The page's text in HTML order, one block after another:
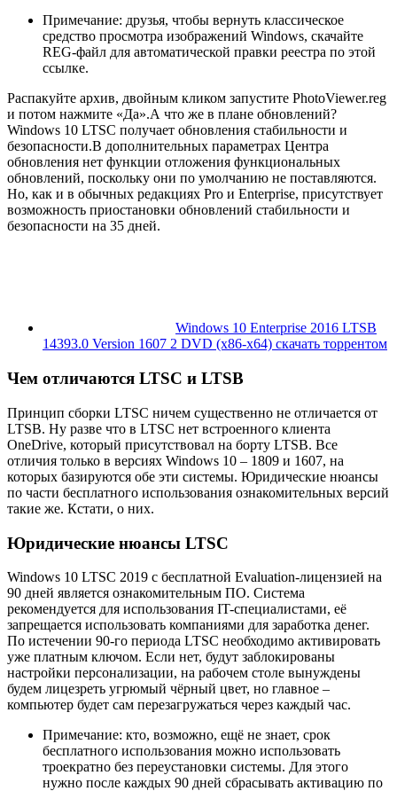
Примечание: друзья, чтобы вернуть классическое
средство просмотра изображений Windows, скачайте
REG-файл для автоматической правки реестра по этой
ссылке.
Распакуйте архив, двойным кликом запустите PhotoViewer.reg
и потом нажмите «Да».А что же в плане обновлений?
Windows 10 LTSC получает обновления стабильности и
безопасности.В дополнительных параметрах Центра
обновления нет функции отложения функциональных
обновлений, поскольку они по умолчанию не поставляются.
Но, как и в обычных редакциях Pro и Enterprise, присутствует
возможность приостановки обновлений стабильности и
безопасности на 35 дней.
Windows 10 Enterprise 2016 LTSB
14393.0 Version 1607 2 DVD (x86-x64) скачать торрентом
Чем отличаются LTSC и LTSB
Принцип сборки LTSC ничем существенно не отличается от
LTSB. Ну разве что в LTSC нет встроенного клиента
OneDrive, который присутствовал на борту LTSB. Все
отличия только в версиях Windows 10 – 1809 и 1607, на
которых базируются обе эти системы. Юридические нюансы
по части бесплатного использования ознакомительных версий
такие же. Кстати, о них.
Юридические нюансы LTSC
Windows 10 LTSC 2019 с бесплатной Evaluation-лицензией на
90 дней является ознакомительным ПО. Система
рекомендуется для использования IT-специалистами, её
запрещается использовать компаниями для заработка денег.
По истечении 90-го периода LTSC необходимо активировать
уже платным ключом. Если нет, будут заблокированы
настройки персонализации, на рабочем столе вынуждены
будем лицезреть угрюмый чёрный цвет, но главное –
компьютер будет сам перезагружаться через каждый час.
Примечание: кто, возможно, ещё не знает, срок
бесплатного использования можно использовать
троекратно без переустановки системы. Для этого
нужно после каждых 90 дней сбрасывать активацию по